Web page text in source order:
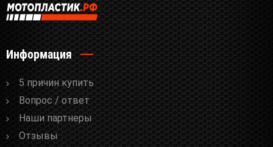
Информация
5 причин купить
Вопрос / ответ
Наши партнеры
Отзывы